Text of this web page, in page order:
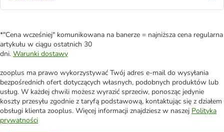
*"Cena wcześniej" komunikowana na banerze = najniższa cena regularna
artykułu w ciągu ostatnich 30
dni. Warunki dostawy
zooplus ma prawo wykorzystywać Twój adres e-mail do wysyłania
bezpośrednich ofert dotyczących własnych, podobnych produktów lub
usług. W każdej chwili możesz wyrazić sprzeciw, ponosząc jedynie
koszty przesyłu zgodnie z taryfą podstawową, kontaktując się z działem
obsługi klienta zooplus. Więcej informacji znajdziesz w naszej Polityka
prywatności